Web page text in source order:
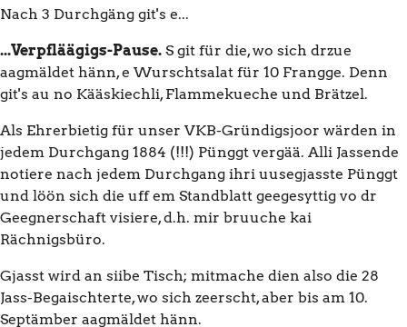
Nach 3 Durchgäng git's e...
...Verpfläägigs-Pause. S git für die, wo sich drzue
aagmäldet hänn, e Wurschtsalat für 10 Frangge. Denn
git's au no Kääskiechli, Flammekueche und Brätzel.
Als Ehrerbietig für unser VKB-Gründigsjoor wärden in
jedem Durchgang 1884 (!!!) Pünggt vergää. Alli Jassende
notiere nach jedem Durchgang ihri uusegjasste Pünggt
und löön sich die uff em Standblatt geegesyttig vo dr
Geegnerschaft visiere, d.h. mir bruuche kai
Rächnigsbüro.
Gjasst wird an siibe Tisch; mitmache dien also die 28
Jass-Begaischterte, wo sich zeerscht, aber bis am 10.
Septämber aagmäldet hänn.